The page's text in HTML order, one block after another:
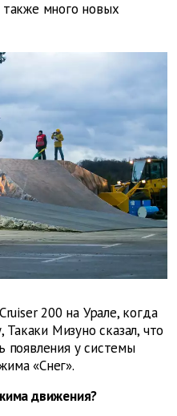
много новых
200 на Урале, когда
Мизуно сказал, что
появления у системы
«Снег».
движения?